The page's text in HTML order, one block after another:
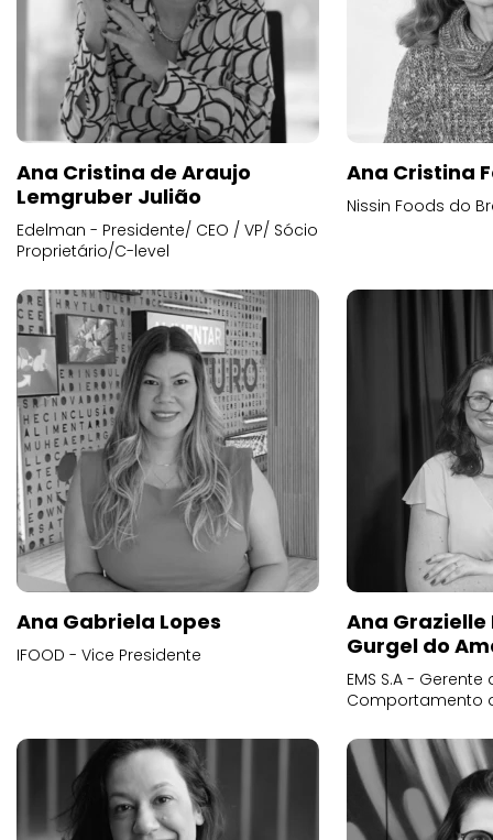
Ana Cristina de Araujo
Lemgruber Julião
Edelman - Presidente/ CEO / VP/ Sócio
Proprietário/C-level
Ana Cristina
Nissin Foods do
Ana Gabriela Lopes
IFOOD - Vice Presidente
Ana
Gurgel do
EMS S.A -
Comportamento